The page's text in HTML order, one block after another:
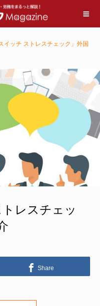
イッチ ストレスチェック」外国
レスチェッ
Share